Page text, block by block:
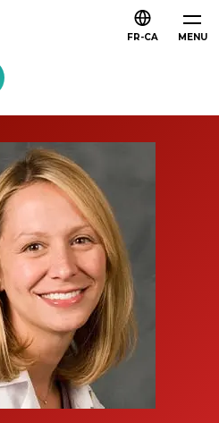
MENU
FR-CA